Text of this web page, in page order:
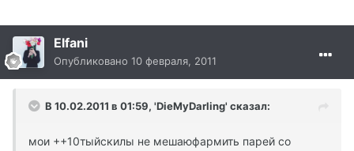
Elfani
Опубликовано 10 февраля, 2011
В 10.02.2011 в 01:59, 'DieMyDarling' сказал:
мои ++10тыйскилы не мешаюфармить парей со